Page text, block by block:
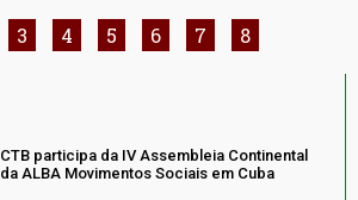
3 4 5 6 7 8
CTB participa da IV Assembleia Continental
da ALBA Movimentos Sociais em Cuba